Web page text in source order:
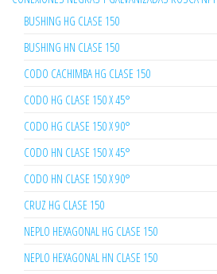
BUSHING HG CLASE 150
BUSHING HN CLASE 150
CODO CACHIMBA HG CLASE 150
CODO HG CLASE 150 X 45°
CODO HG CLASE 150 X 90°
CODO HN CLASE 150 X 45°
CODO HN CLASE 150 X 90°
CRUZ HG CLASE 150
NEPLO HEXAGONAL HG CLASE 150
NEPLO HEXAGONAL HN CLASE 150